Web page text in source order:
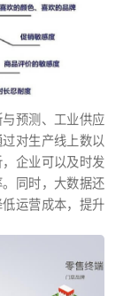
预测、工业供应
对生产线上数以
企业可以及时发
同时，大数据还
运营成本，提升